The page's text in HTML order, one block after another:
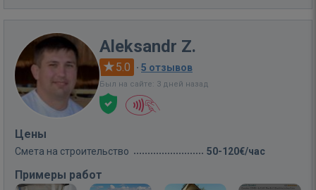
Aleksandr Z.
5.0 · 5 отзывов
Был на сайте: 3 дней назад
Цены
Смета на строительство 50-120€/час
Примеры работ